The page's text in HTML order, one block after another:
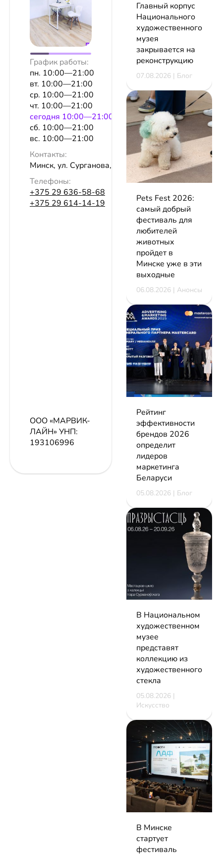
График работы:
пн. 10:00—21:00
вт. 10:00—21:00
ср. 10:00—21:00
чт. 10:00—21:00
сeгодня 10:00—21:00
сб. 10:00—21:00
вс. 10:00—21:00
Контакты:
Минск, ул. Сурганова, 18
Телефоны:
+375 29 636-58-68
+375 29 614-14-19
ООО «МАРВИК-
ЛАЙН» УНП:
193106996
Главный корпус
Национального
художественного
музея
закрывается на
реконструкцию
07.08.2026 | Блог
Pets Fest 2026:
самый добрый
фестиваль для
любителей
животных
пройдет в
Минске уже в эти
выходные
06.08.2026 | Анонсы
Рейтинг
эффективности
брендов 2026
определит
лидеров
маркетинга
Беларуси
05.08.2026 | Блог
В Национальном
художественном
музее
представят
коллекцию из
художественного
стекла
05.08.2026 |
Искусство
В Минске
стартует
фестиваль